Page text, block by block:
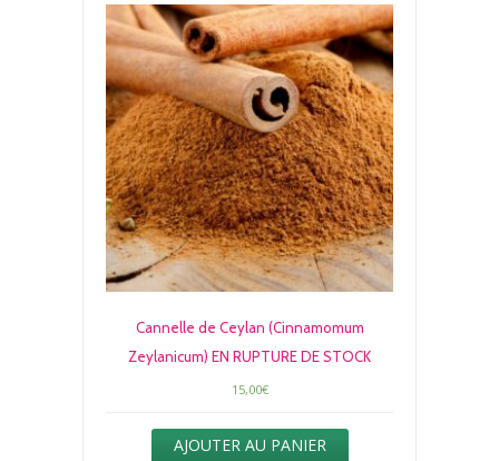
Cannelle de Ceylan (Cinnamomum
Zeylanicum) EN RUPTURE DE STOCK
15,00€
AJOUTER AU PANIER